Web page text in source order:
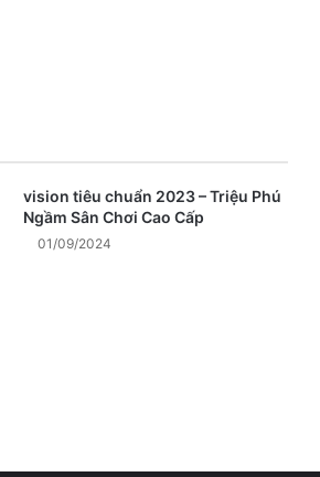
vision tiêu chuẩn 2023 – Triệu Phú
Ngầm Sân Chơi Cao Cấp
01/09/2024